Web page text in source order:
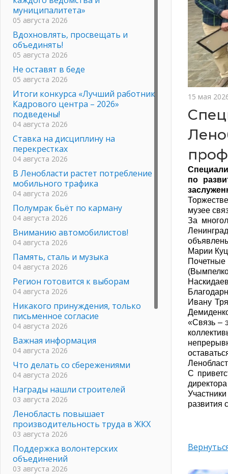
15 мая
по
музее
За
Марии
Ивану
«Связь –
С
развития
муниципалитета»
05 августа 2026
Вдохновлять, просвещать и
объединять!
05 августа 2026
Не оставят в беде
05 августа 2026
Итоги конкурса «Лучший работник
Кадрового центра – 2026»
подведены!
04 августа 2026
Ставка на дисциплину на
перекрестках
04 августа 2026
В Ленобласти растет потребление
мобильного трафика
04 августа 2026
Полумрак бьёт по карману
04 августа 2026
Вниманию автомобилистов!
04 августа 2026
Память, сталь и музыка
04 августа 2026
Регион готовится к выборам
04 августа 2026
Никакого принуждения, только
письменное согласие
04 августа 2026
Важная информация
04 августа 2026
Что делать со сбережениями
04 августа 2026
Награды нашли строителей
03 августа 2026
Ленобласть повышает
производительность труда в ЖКХ
03 августа 2026
Поддержка волонтерских
объединений
03 августа 2026